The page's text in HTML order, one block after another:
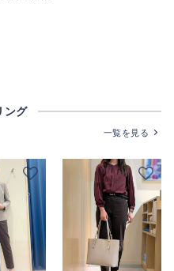
ング
一覧を見る